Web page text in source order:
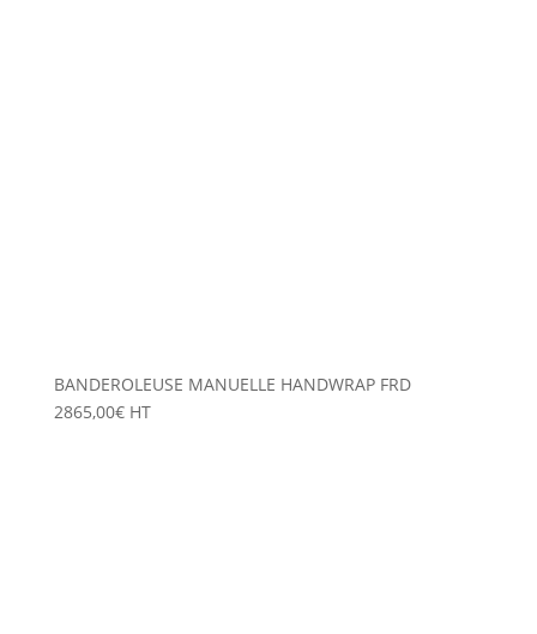
BANDEROLEUSE MANUELLE HANDWRAP FRD
2865,00€ HT